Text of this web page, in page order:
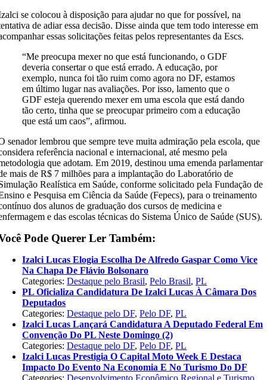
se colocou à disposição para ajudar no que for possível, na
de adiar essa decisão. Disse ainda que tem todo interesse em
essas solicitações feitas pelos representantes da Escs.
“Me preocupa mexer no que está funcionando, o GDF
deveria consertar o que está errado. A educação, por
exemplo, nunca foi tão ruim como agora no DF, estamos
em último lugar nas avaliações. Por isso, lamento que o
GDF esteja querendo mexer em uma escola que está dando
tão certo, tinha que se preocupar primeiro com a educação
que está um caos”, afirmou.
senador lembrou que sempre teve muita admiração pela escola, que
referência nacional e internacional, até mesmo pela
que adotam. Em 2019, destinou uma emenda parlamentar
mais de R$ 7 milhões para a implantação do Laboratório de
Realística em Saúde, conforme solicitado pela Fundação de
e Pesquisa em Ciência da Saúde (Fepecs), para o treinamento
dos alunos de graduação dos cursos de medicina e
e das escolas técnicas do Sistema Único de Saúde (SUS).
Pode Querer Ler Também:
Izalci Lucas Elogia Escolha De Alfredo Gaspar Como Vice
Na Chapa De Flávio Bolsonaro
Categories:Destaque pelo Brasil,Pelo Brasil,PL
PL Oficializa Candidatura De Izalci Lucas À Câmara Dos
Deputados
Categories:Destaque pelo DF,Pelo DF,PL
Izalci Lucas Lançará Candidatura A Deputado Federal Em
Convenção Do PL Neste Domingo (2)
Categories:Destaque pelo DF,Pelo DF,PL
Izalci Lucas Prestigia O Capital Moto Week E Destaca
Impacto Do Evento Na Economia E No Turismo Do DF
Categories:Desenvolvimento Econômico Regional e Turismo